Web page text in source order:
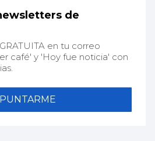
de
en tu correo
café' y 'Hoy fue noticia' con